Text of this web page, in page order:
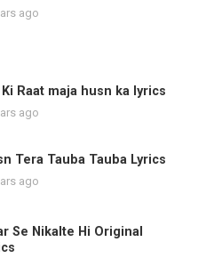
ago
Ki Raat maja husn ka lyrics
ago
Tera Tauba Tauba Lyrics
ago
Se Nikalte Hi Original